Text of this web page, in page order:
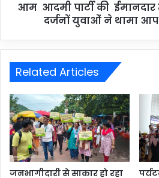
आम आदमी पार्टी की ईमानदार
दर्जनों युवाओं ने थामा आप
Related Articles
जनभागीदारी से साकार हो रहा